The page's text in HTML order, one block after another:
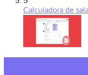
Calculadora de